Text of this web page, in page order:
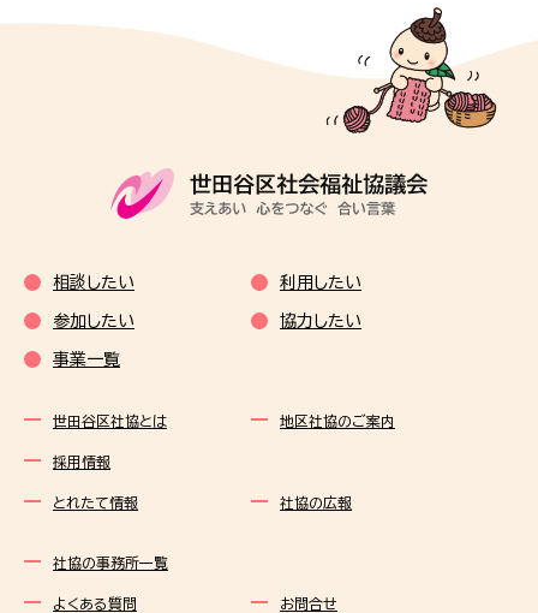
相談したい 利用したい
参加したい 協力したい
事業一覧
世田谷区社協とは 地区社協のご案内
採用情報
とれたて情報 社協の広報
社協の事務所一覧
よくある質問 お問合せ